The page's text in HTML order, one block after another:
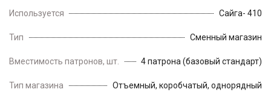
Используется Сайга- 410
Тип Сменный магазин
Вместимость патронов, шт. 4 патрона (базовый стандарт)
Тип магазина Отъемный, коробчатый, однорядный